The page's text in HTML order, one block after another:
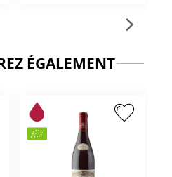
ÉGALEMENT